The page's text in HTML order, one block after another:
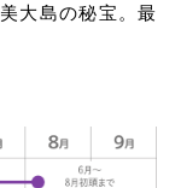
大島の秘宝。最